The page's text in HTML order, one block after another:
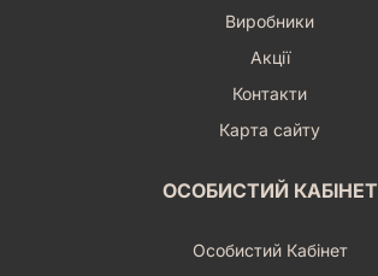
Виробники
Акції
Контакти
Карта сайту
ОСОБИСТИЙ КАБІНЕТ
Особистий Кабінет